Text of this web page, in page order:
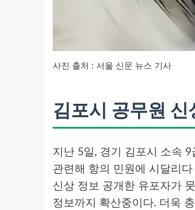
사진 출처 : 서울 신문 뉴스 기사
김포시 공무원
지난 5일, 경기 김포시 소속
관련해 항의 민원에 시달리
신상 정보 공개한 유포자가
정보까지 확산중이다. 더욱